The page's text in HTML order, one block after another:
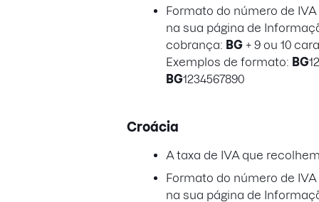
Formato do número de
na sua página de
cobrança: BG + 9 ou 10
Exemplos de formato: BG
BG1234567890
Croácia
A taxa de IVA que
Formato do número de
na sua página de